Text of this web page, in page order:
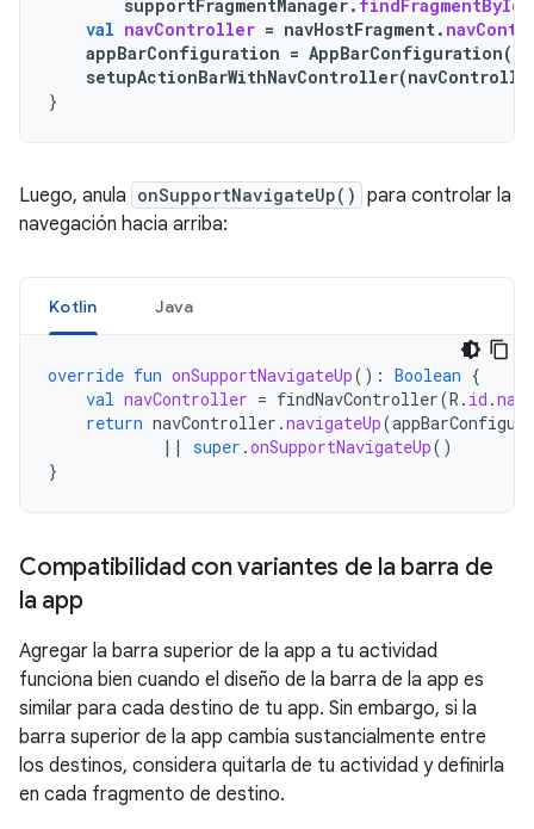
supportFragmentManager. findFragmentById
val navController = navHostFragment.
appBarConfiguration = AppBarConfiguration(
setupActionBarWithNavController(
}
Luego, anula onSupportNavigateUp() para controlar la
navegación hacia arriba:
Kotlin Java
override fun onSupportNavigateUp(): Boolean {
val navController = findNavController(R . id .
return navController .navigateUp(
||
super .onSupportNavigateUp()
}
Compatibilidad con variantes de la barra de
la app
Agregar la barra superior de la app a tu actividad
funciona bien cuando el diseño de la barra de la app es
similar para cada destino de tu app. Sin embargo, si la
barra superior de la app cambia sustancialmente entre
los destinos, considera quitarla de tu actividad y definirla
en cada fragmento de destino.